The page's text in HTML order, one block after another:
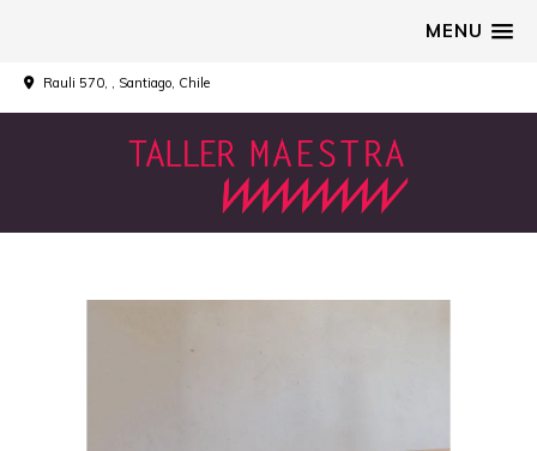
MENU
Rauli 570, , Santiago, Chile